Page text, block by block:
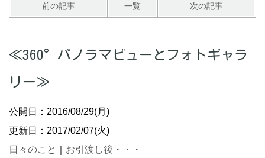
前の記事 一覧 次の記事
≪360°パノラマビューとフォトギャラ
リー≫
公開日：2016/08/29(月)
更新日：2017/02/07(火)
日々のこと
お引渡し後・・・